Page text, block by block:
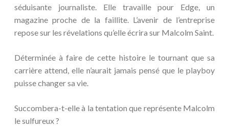
séduisante journaliste. Elle travaille pour Edge, un
magazine proche de la faillite. L’avenir de l’entreprise
repose sur les révelations qu’elle écrira sur Malcolm Saint.
Déterminée à faire de cette histoire le tournant que sa
carrière attend, elle n’aurait jamais pensé que le playboy
puisse changer sa vie.
Succombera-t-elle à la tentation que représente Malcolm
le sulfureux ?